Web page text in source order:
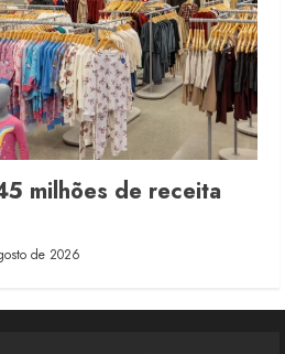
milhões de receita
de 2026